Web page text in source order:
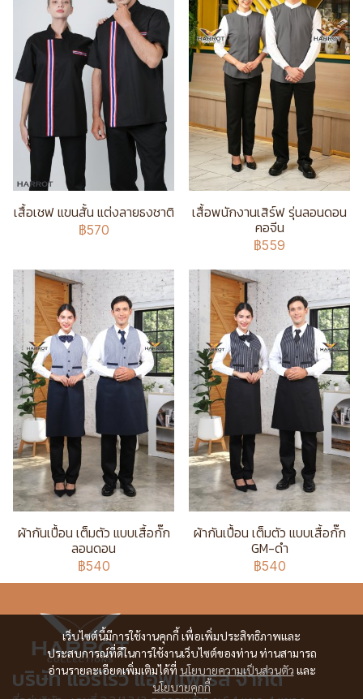
เสื้อเชฟ แขนสั้น แต่งลายธงชาติ
฿570
เสื้อพนักงานเสิร์ฟ รุ่นลอนดอน
คอจีน
฿559
ผ้ากันเปื้อน เต็มตัว แบบเสื้อกั๊ก
ลอนดอน
฿540
ผ้ากันเปื้อน เต็มตัว แบบเสื้อกั๊ก
GM-ดำ
฿540
เว็บไซต์นี้มีการใช้งานคุกกี้ เพื่อเพิ่มประสิทธิภาพและ
ประสบการณ์ที่ดีในการใช้งานเว็บไซต์ของท่าน ท่านสามารถ
อ่านรายละเอียดเพิ่มเติมได้ที่ นโยบายความเป็นส่วนตัว และ
นโยบายคุกกี้
บริษัท แอร์โรว์ แอพแพเรล จำกัด